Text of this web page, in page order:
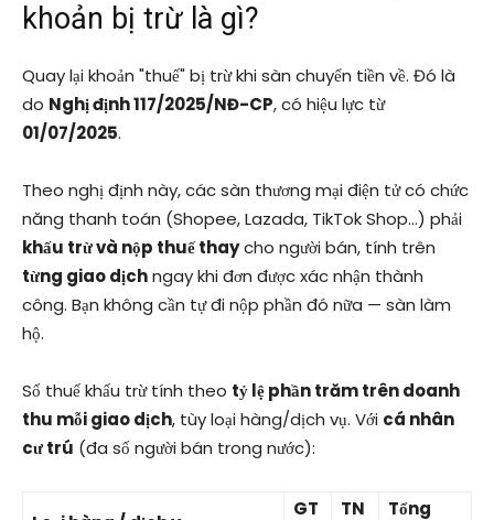
khoản bị trừ là gì?
Quay lại khoản "thuế" bị trừ khi sàn chuyển tiền về. Đó là
do Nghị định 117/2025/NĐ-CP, có hiệu lực từ
01/07/2025.
Theo nghị định này, các sàn thương mại điện tử có chức
năng thanh toán (Shopee, Lazada, TikTok Shop…) phải
khấu trừ và nộp thuế thaycho người bán, tính trên
từng giao dịchngay khi đơn được xác nhận thành
công. Bạn không cần tự đi nộp phần đó nữa — sàn làm
hộ.
Số thuế khấu trừ tính theo tỷ lệ phần trăm trên doanh
thu mỗi giao dịch, tùy loại hàng/dịch vụ. Với cá nhân
cư trú (đa số người bán trong nước):
GT
TN
Tổng